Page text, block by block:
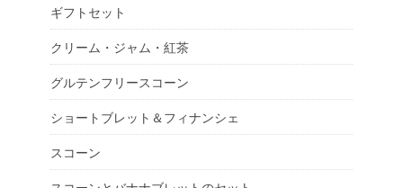
ギフトセット
クリーム・ジャム・紅茶
グルテンフリースコーン
ショートブレット＆フィナンシェ
スコーン